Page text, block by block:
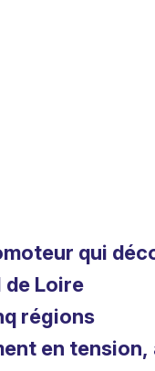
qui
de Loire
régions
en tension,